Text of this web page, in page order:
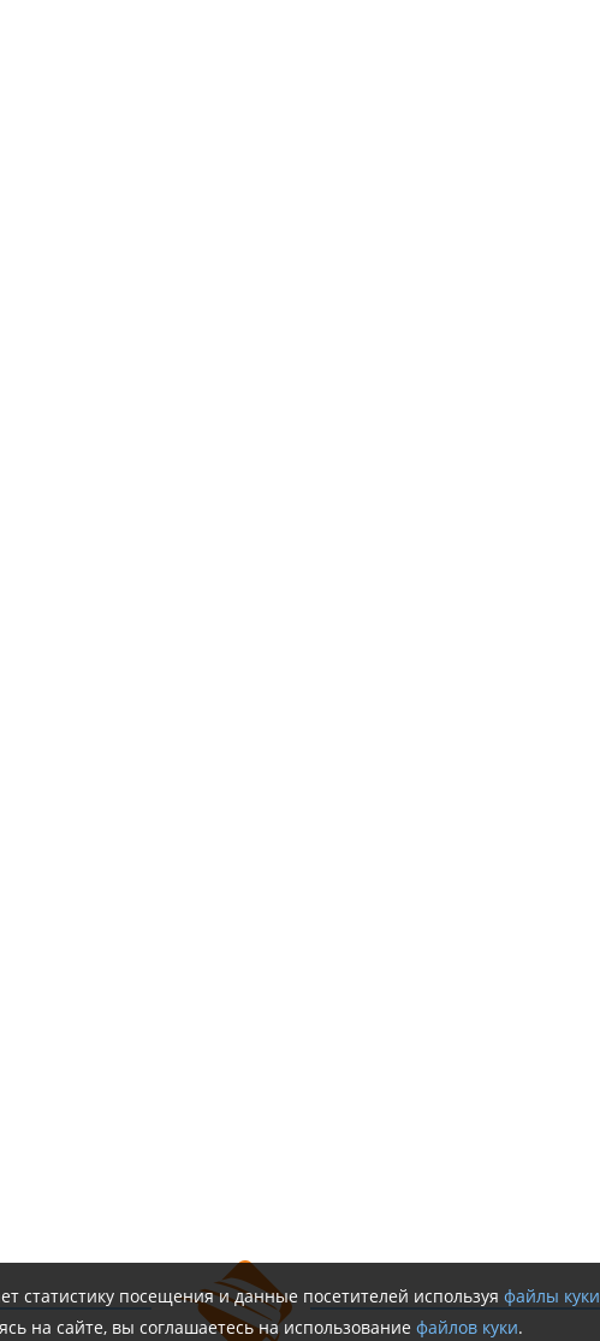
статистику посещения и данные посетителей используя файлы куки
на сайте, вы соглашаетесь на использование файлов куки.